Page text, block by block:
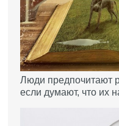
Люди предпочитают
если думают, что их